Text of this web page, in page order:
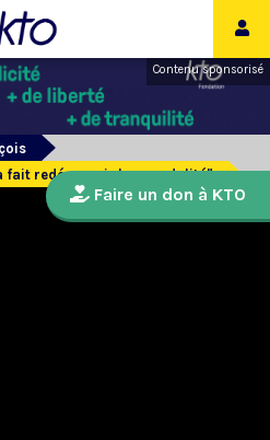
Contenu sponsorisé
fait redécouvrir la synodalité"
Faire un don à KTO